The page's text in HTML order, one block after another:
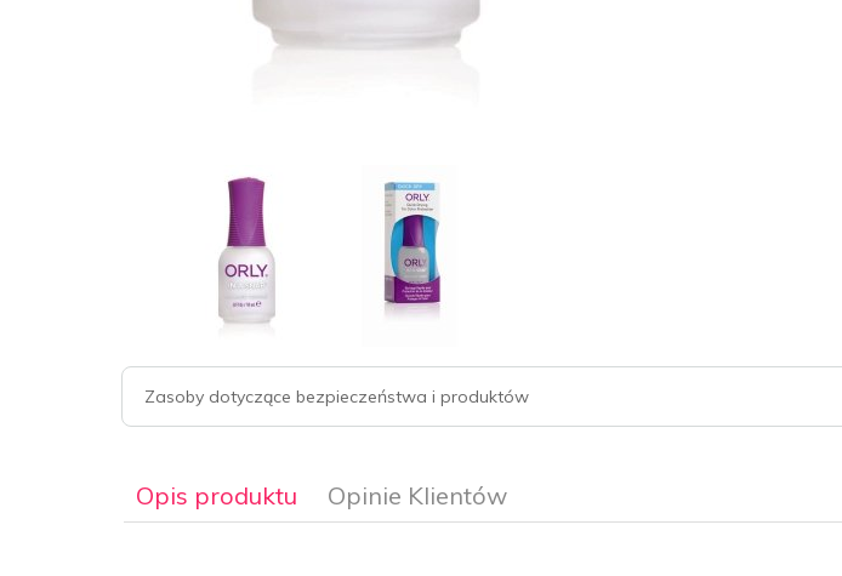
Zasoby dotyczące bezpieczeństwa i produktów
Opis produktu Opinie Klientów